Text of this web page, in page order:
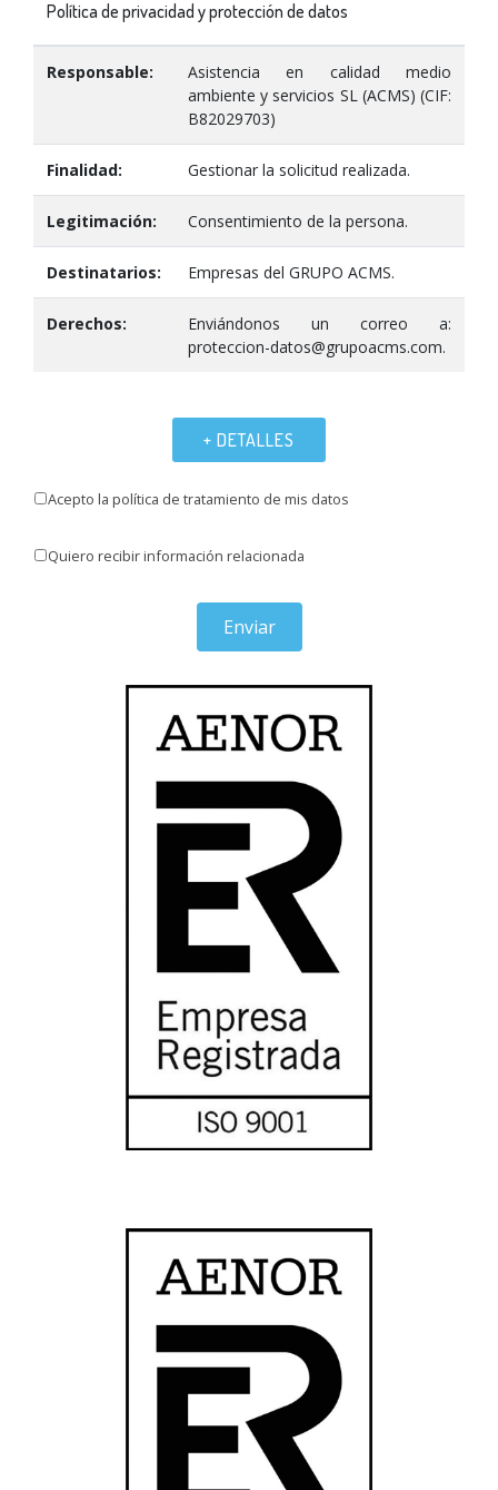
Política de privacidad y protección de datos
Responsable:
Asistencia en calidad medio
ambiente y servicios SL (ACMS) (CIF:
B82029703)
Finalidad: Gestionar la solicitud realizada.
Legitimación: Consentimiento de la persona.
Destinatarios: Empresas del GRUPO ACMS.
Derechos:
Enviándonos un correo a:
proteccion-datos@grupoacms.com.
+ DETALLES
Acepto la política de tratamiento de mis datos
Quiero recibir información relacionada
Enviar